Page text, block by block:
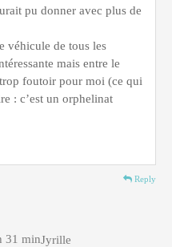
pu donner avec plus de
véhicule de tous les
mais entre le
trop foutoir pour moi (ce qui
: c’est un orphelinat
Reply
Jyrille
31 min